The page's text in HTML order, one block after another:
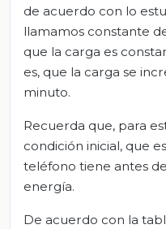
de acuerdo con lo
llamamos constante
que la carga es
es, que la carga se
minuto.
Recuerda que, para
condición inicial, que
teléfono tiene antes
energía.
De acuerdo con la